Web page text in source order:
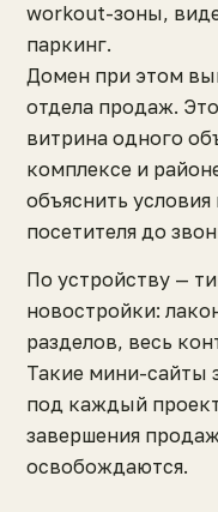
workout-зоны,
паркинг.
Домен при этом
отдела продаж.
витрина одного
комплексе и
объяснить
посетителя до
По устройству —
новостройки:
разделов, весь
Такие мини-сайты
под каждый
завершения
освобождаются.